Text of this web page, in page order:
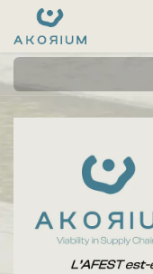
Se rendre au contenu